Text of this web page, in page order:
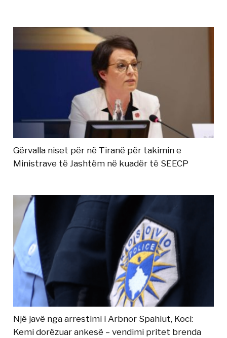
Gërvalla niset për në Tiranë për takimin e
Ministrave të Jashtëm në kuadër të SEECP
Një javë nga arrestimi i Arbnor Spahiut, Koci:
Kemi dorëzuar ankesë – vendimi pritet brenda